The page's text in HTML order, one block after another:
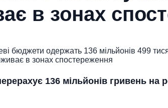
в зонах
136 мільйонів гривень на